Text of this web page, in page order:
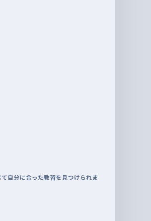
自分に合った教習を見つけられま